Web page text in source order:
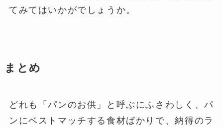
てみてはいかがでしょうか。
まとめ
どれも「パンのお供」と呼ぶにふさわしく、パ
ンにベストマッチする食材ばかりで、納得のラ